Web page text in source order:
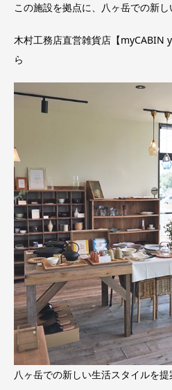
この施設を拠点に、八ヶ岳での新し
木村工務店直営雑貨店【myCABIN
ら
八ヶ岳での新しい生活スタイルを